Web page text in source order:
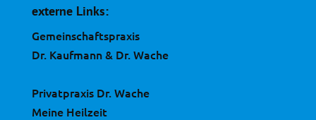
externe Links:
Gemeinschaftspraxis
Dr. Kaufmann & Dr. Wache
Privatpraxis Dr. Wache
Meine Heilzeit